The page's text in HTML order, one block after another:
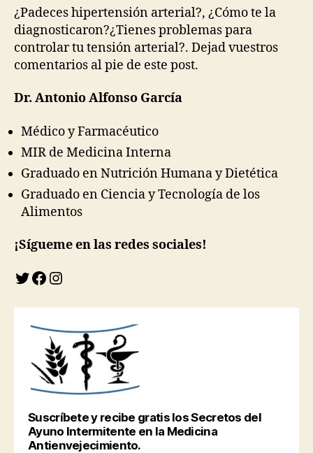
¿Padeces hipertensión arterial?, ¿Cómo te la
diagnosticaron?¿Tienes problemas para
controlar tu tensión arterial?. Dejad vuestros
comentarios al pie de este post.
Dr. Antonio Alfonso García
Médico y Farmacéutico
MIR de Medicina Interna
Graduado en Nutrición Humana y Dietética
Graduado en Ciencia y Tecnología de los
Alimentos
¡Sígueme en las redes sociales!
Twitter
Facebook
Instagram
Suscríbete y recibe gratis los Secretos del
Ayuno Intermitente en la Medicina
Antienvejecimiento.